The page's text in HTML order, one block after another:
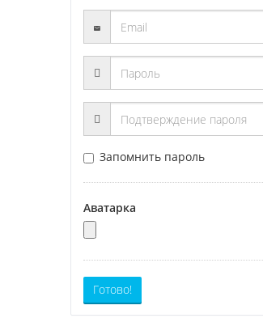
Запомнить пароль
Аватарка
Готово!